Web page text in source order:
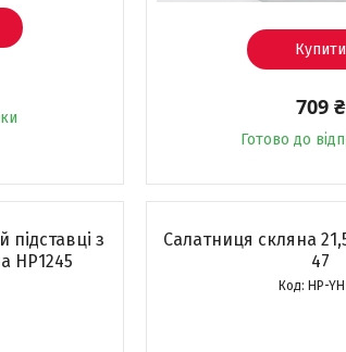
Купити
709 ₴
Готово до
з
HP1245
Салатниця скляна
47
HP-